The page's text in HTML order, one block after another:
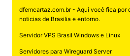
dfemcartaz.com.br - Aqui você fica por
noticias de Brasilia e entorno.
Servidor VPS Brasil Windows e Linux
Servidores para Wireguard Server